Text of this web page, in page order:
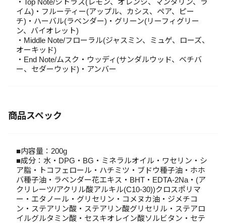
・Top Note/シトラス(レモン、オレンジ、マンダリン、ラ
イム)・フルーティー(アップル、カシス、ペア、ピー
チ)・ハーバル(ラベンダー)・グリーン(リーフィグリー
ン、バイオレット)
・Middle Note/フローラル(ジャスミン、ミュゲ、ローズ、
オーキッド)
・End Note/ムスク・ウッディ(サンダルウッド、ベチバ
ー、セダーウッド)・アンバー
商品スペック
■内容量：200g
■成分：水・DPG・BG・ミネラルオイル・ワセリン・シ
ア脂・トコフェロール・ハチミツ・ブドウ種子油・ホホ
バ種子油・ラベンダー花エキス・BHT・EDTA-2Na・(ア
クリレーツ/アクリル酸アルキル(C10-30))クロスポリマ
ー・エタノール・グリセリン・コメヌカ油・ジメチコ
ン・ステアリン酸・ステアリン酸グリセリル・ステアロ
イルグルタミン酸・セスキオレイン酸ソルビタン・セテ